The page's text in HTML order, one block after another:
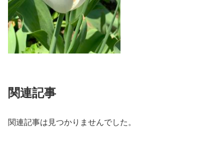
関連記事
関連記事は見つかりませんでした。